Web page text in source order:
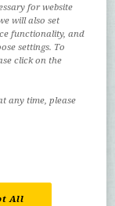
Darkrai
for website
will also set
functionality, and
settings. To
click on the
any time, please
All